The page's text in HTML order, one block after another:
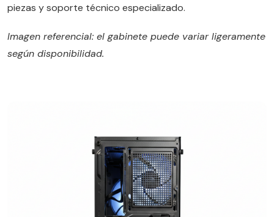
piezas y soporte técnico especializado.
Imagen referencial: el gabinete puede variar ligeramente
según disponibilidad.